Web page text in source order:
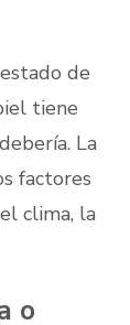
de
tiene
La
factores
clima, la
o